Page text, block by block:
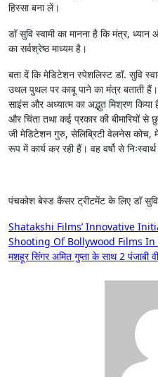
हिस्सा बना लें।
डॉ सुवि स्वामी का मानना है कि मंत्र,
का सर्वश्रेष्ठ माध्यम है।
बता दें कि मेडिटेशन स्पेशलिस्ट डॉ. सुवि
उथल पुथल पर काबू पाने का मंत्र बताती हैं।
साइंस और अध्यात्म का अद्भुत मिश्रण
और चिंता तथा कई प्रकार की बीमारियों से
जी मेडिटेशन गुरु, सेलिब्रिटी वेलनेस कोच,
रूप में कार्य कर रही हैं। वह वर्षो से
पंचकोश बेस्ड कैंसर ट्रीटमेंट के लिए डॉ सुवि
Post
navigation
Shatakshi Films’ Innovative
Shooting Of Bollywood Films
मशहूर सिंगर अमित गुप्ता के साथ 2 पंजाबी